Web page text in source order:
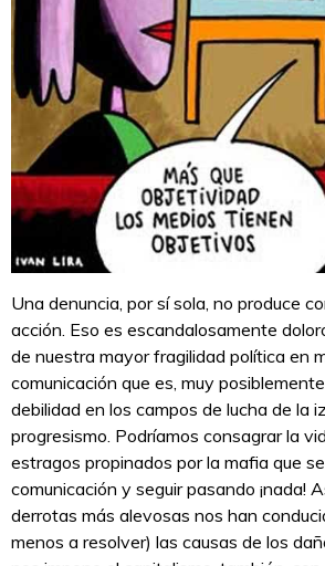
Una denuncia, por sí sola, no produce
acción. Eso es escandalosamente
de nuestra mayor fragilidad política en
comunicación que es, muy
debilidad en los campos de lucha de la
progresismo. Podríamos consagrar la
estragos propinados por la mafia que
comunicación y seguir pasando ¡nada!
derrotas más alevosas nos han
menos a resolver) las causas de los